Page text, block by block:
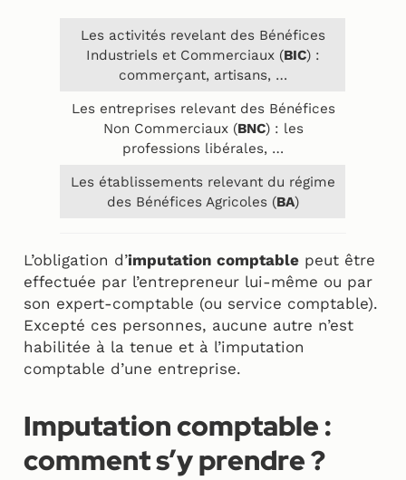
Les activités revelant des Bénéfices
Industriels et Commerciaux (BIC) :
commerçant, artisans, …
Les entreprises relevant des Bénéfices
Non Commerciaux (BNC) : les
professions libérales, …
Les établissements relevant du régime
des Bénéfices Agricoles (BA)
L’obligation d’imputation comptable peut être
effectuée par l’entrepreneur lui-même ou par
son expert-comptable (ou service comptable).
Excepté ces personnes, aucune autre n’est
habilitée à la tenue et à l’imputation
comptable d’une entreprise.
Imputation comptable :
comment s’y prendre ?